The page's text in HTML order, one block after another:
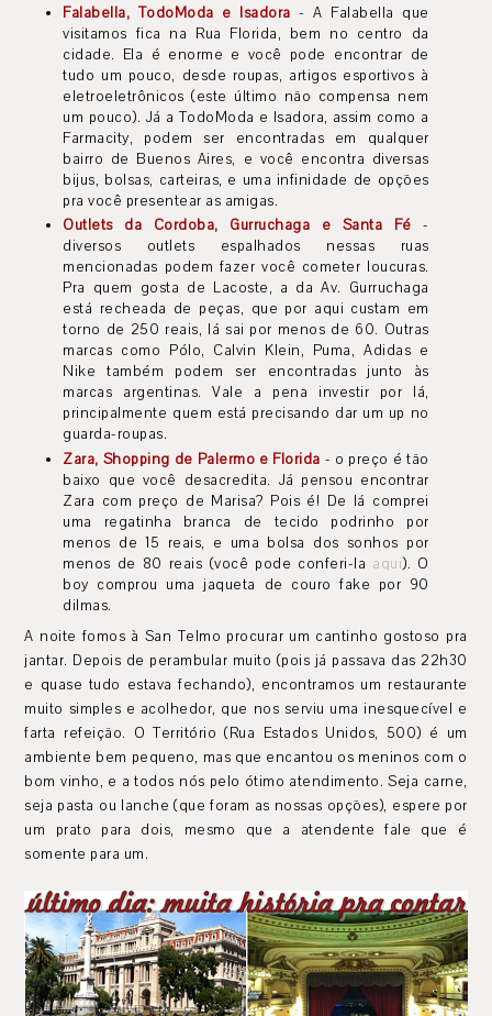
Falabella, TodoModa e Isadora - A Falabella que
visitamos fica na Rua Florida, bem no centro da
cidade. Ela é enorme e você pode encontrar de
tudo um pouco, desde roupas, artigos esportivos à
eletroeletrônicos (este último não compensa nem
um pouco). Já a TodoModa e Isadora, assim como a
Farmacity, podem ser encontradas em qualquer
bairro de Buenos Aires, e você encontra diversas
bijus, bolsas, carteiras, e uma infinidade de opções
pra você presentear as amigas.
Outlets da Cordoba, Gurruchaga e Santa Fé -
diversos outlets espalhados nessas ruas
mencionadas podem fazer você cometer loucuras.
Pra quem gosta de Lacoste, a da Av. Gurruchaga
está recheada de peças, que por aqui custam em
torno de 250 reais, lá sai por menos de 60. Outras
marcas como Pólo, Calvin Klein, Puma, Adidas e
Nike também podem ser encontradas junto às
marcas argentinas. Vale a pena investir por lá,
principalmente quem está precisando dar um up no
guarda-roupas.
Zara, Shopping de Palermo e Florida - o preço é tão
baixo que você desacredita. Já pensou encontrar
Zara com preço de Marisa? Pois é! De lá comprei
uma regatinha branca de tecido podrinho por
menos de 15 reais, e uma bolsa dos sonhos por
menos de 80 reais (você pode conferi-la aqui). O
boy comprou uma jaqueta de couro fake por 90
dilmas.
A noite fomos à San Telmo procurar um cantinho gostoso pra
jantar. Depois de perambular muito (pois já passava das 22h30
e quase tudo estava fechando), encontramos um restaurante
muito simples e acolhedor, que nos serviu uma inesquecível e
farta refeição. O Território (Rua Estados Unidos, 500) é um
ambiente bem pequeno, mas que encantou os meninos com o
bom vinho, e a todos nós pelo ótimo atendimento. Seja carne,
seja pasta ou lanche (que foram as nossas opções), espere por
um prato para dois, mesmo que a atendente fale que é
somente para um.